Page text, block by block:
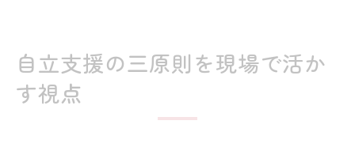
自立支援の三原則を現場で活か
す視点